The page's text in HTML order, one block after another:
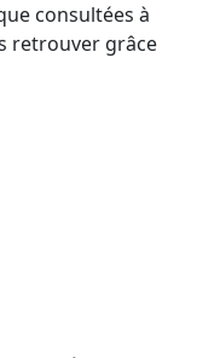
consultées à
retrouver grâce